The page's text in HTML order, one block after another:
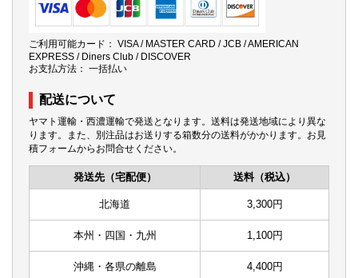
ご利用可能カード： VISA / MASTER CARD / JCB / AMERICAN
EXPRESS / Diners Club / DISCOVER
お支払方法： 一括払い
配送について
ヤマト運輸・西濃運輸で発送となります。送料は発送地域により異な
ります。また、別注品はお送りする箱数分の送料がかかります。お見
積フォームからお問合せください。
発送先（宅配便） 送料（税込）
北海道 3,300円
本州・四国・九州 1,100円
沖縄・各県の離島 4,400円